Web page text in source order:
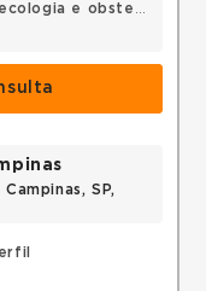
e obstetrícia
SP,